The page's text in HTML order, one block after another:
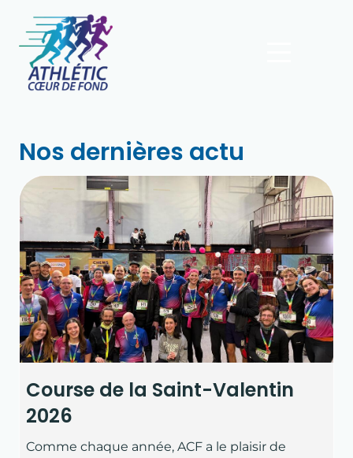
Nos dernières actu
Course de la Saint-Valentin
2026
Comme chaque année, ACF a le plaisir de